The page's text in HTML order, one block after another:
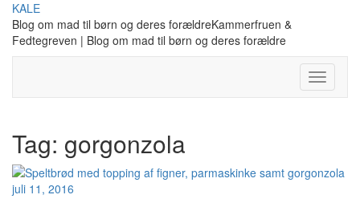
Skip
content
KALE
Blog om mad til børn og deres forældreKammerfruen &
Fedtegreven | Blog om mad til børn og deres forældre
Toggle
Tag: gorgonzola
juli 11, 2016